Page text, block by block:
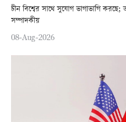
চীন বিশ্বের সাথে সুযোগ ভাগাভাগি
সম্পাদকীয়
08-Aug-2026